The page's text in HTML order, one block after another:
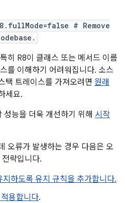
# Remove
히 R8이 클래스 또는 메서드 이름
를 이해하기 어려워집니다. 소스
택 트레이스를 가져오려면 원래
세요.
능을 더욱 개선하기 위해 시작
오류가 발생하는 경우 다음은 오
략입니다.
하도록 유지 규칙을 추가합니다.
용합니다.